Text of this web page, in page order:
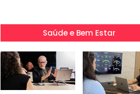
Saúde e Bem Estar